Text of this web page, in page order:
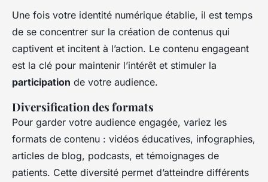
Une fois votre identité numérique établie, il est temps
de se concentrer sur la création de contenus qui
captivent et incitent à l’action. Le contenu engageant
est la clé pour maintenir l’intérêt et stimuler la
participation de votre audience.
Diversification des formats
Pour garder votre audience engagée, variez les
formats de contenu : vidéos éducatives, infographies,
articles de blog, podcasts, et témoignages de
patients. Cette diversité permet d’atteindre différents